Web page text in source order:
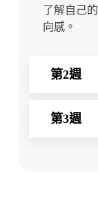
了解自己
向感。
第2週
第3週